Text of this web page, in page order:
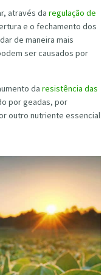
através da regulação de
e o fechamento dos
de maneira mais
ser causados por
da resistência das
por geadas, por
outro nutriente essencial